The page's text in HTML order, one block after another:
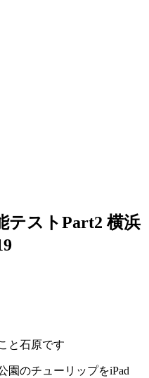
テストPart2 横浜
と石原です
園のチューリップをiPad